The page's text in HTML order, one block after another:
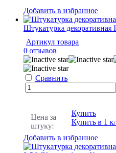
Добавить в избранное
Штукатурка
Артикул товара
0 отзывов
Сравнить
Цена за
штуку:
Купить
Купить в 1
Добавить в избранное